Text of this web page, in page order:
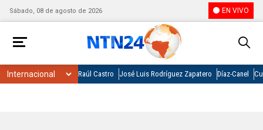
Sábado, 08 de agosto de 2026 EN VIVO
Raúl Castro José Luis Rodríguez Zapatero Díaz-Canel